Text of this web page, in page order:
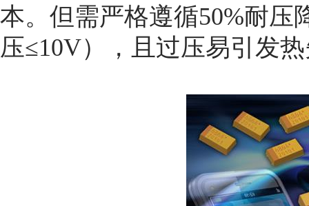
本。但需严格遵循50%耐压
压≤10V），且过压易引发